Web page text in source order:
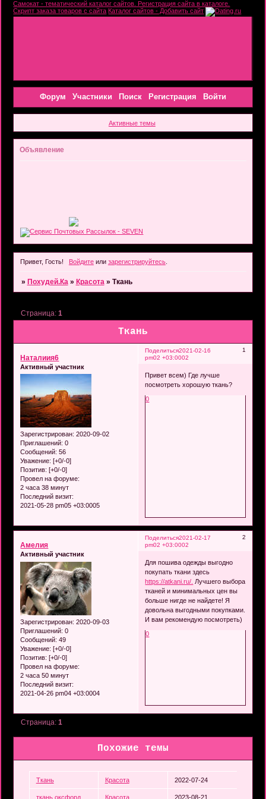
Самокат - тематический каталог сайтов. Регистрация сайта в каталоге.
Скрипт заказа товаров с сайта Каталог сайтов - Добавить сайт
Форум Участники Поиск Регистрация Войти
Активные темы
Объявление
Привет, Гость! Войдитеили зарегистрируйтесь.
» Похудей.Ка » Красота » Ткань
Ткань
Страница: 1
Поделиться 1
2021-02-16
pm02 +03:0002
Наталиия6
Активный участник
Зарегистрирован: 2020-09-02
Приглашений: 0
Сообщений: 56
Уважение: [+0/-0]
Позитив: [+0/-0]
Провел на форуме:
2 часа 38 минут
Последний визит:
2021-05-28 pm05 +03:0005
Привет всем) Где лучше
посмотреть хорошую ткань?
0
Поделиться 2
2021-02-17
pm02 +03:0002
Амелия
Активный участник
Зарегистрирован: 2020-09-03
Приглашений: 0
Сообщений: 49
Уважение: [+0/-0]
Позитив: [+0/-0]
Провел на форуме:
2 часа 50 минут
Последний визит:
2021-04-26 pm04 +03:0004
Для пошива одежды выгодно
покупать ткани здесь
https://atkani.ru/. Лучшего выбора
тканей и минимальных цен вы
больше нигде не найдете! Я
довольна выгодными покупками.
И вам рекомендую посмотреть)
0
Страница: 1
Похожие темы
Ткань Красота 2022-07-24
ткань оксфорд Красота 2023-08-21